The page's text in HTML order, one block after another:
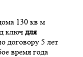
130 кв м
ключ для
договору 5 лет
время года